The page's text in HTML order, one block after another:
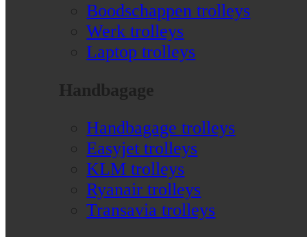
Boodschappen trolleys
Werk trolleys
Laptop trolleys
Handbagage
Handbagage trolleys
Easyjet trolleys
KLM trolleys
Ryanair trolleys
Transavia trolleys